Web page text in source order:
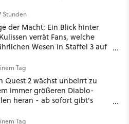
Stunden
der Macht: Ein Blick hinter
verrät Fans, welche
Wesen in Staffel 3 auf
Tag
Quest 2 wächst unbeirrt zu
immer größeren Diablo-
heran - ab sofort gibt's
Tag